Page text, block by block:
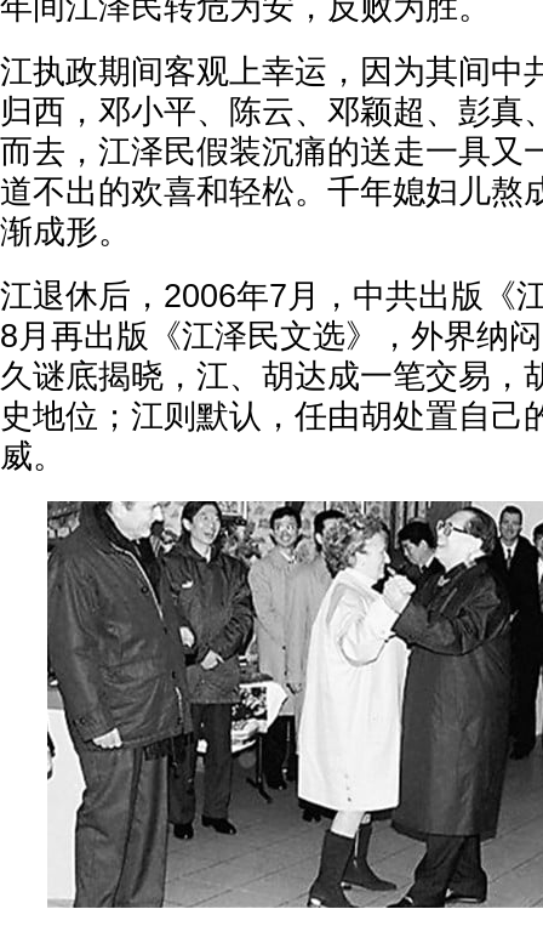
年间江泽民转危为安，反败为胜。
江执政期间客观上幸运，因为其间中
归西，邓小平、陈云、邓颖超、彭真
而去，江泽民假装沉痛的送走一具又
道不出的欢喜和轻松。千年媳妇儿熬
渐成形。
江退休后，2006年7月，中共出版《
8月再出版《江泽民文选》，外界纳
久谜底揭晓，江、胡达成一笔交易，
史地位；江则默认，任由胡处置自己
威。